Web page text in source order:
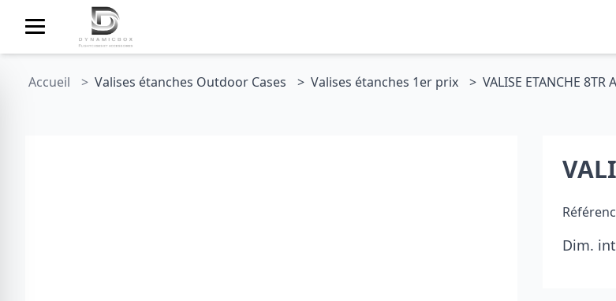
Accueil Valises étanches Outdoor Cases Valises étanches 1er prix VALISE ETANCHE 8TR
Dim.